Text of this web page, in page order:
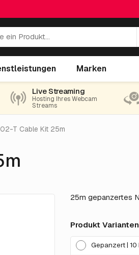
Marken
Live Streaming
Hosting Ihres Webcam
Streams
T Cable Kit 25m
25m gepanzertes
Produkt Varianten
Gepanzert |